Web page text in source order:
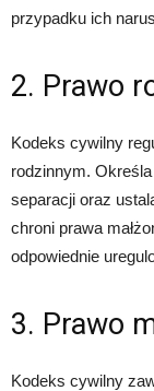
przypadku ich
2. Prawo
Kodeks cywilny
rodzinnym.
separacji oraz
chroni prawa
odpowiednie
3. Prawo
Kodeks cywilny